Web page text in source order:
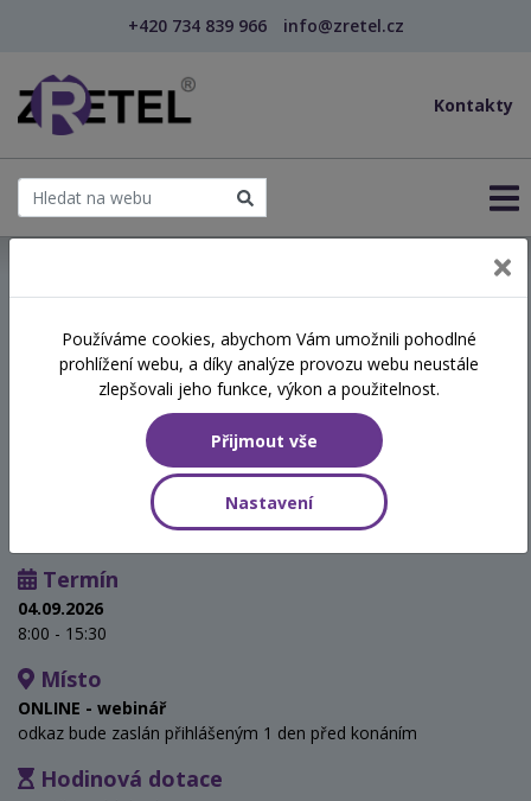
+420 734 839 966 info@zretel.cz
Kontakty
šablony
Technologie ve výuce jazyků
(český i cizí) a jak je
využívat efektivně a
kreativně (webinář)
Termín
04.09.2026
8:00 - 15:30
Místo
ONLINE - webinář
odkaz bude zaslán přihlášeným 1 den před konáním
Hodinová dotace
Používáme cookies, abychom Vám umožnili pohodlné
prohlížení webu, a díky analýze provozu webu neustále
zlepšovali jeho funkce, výkon a použitelnost.
Přijmout vše
Nastavení